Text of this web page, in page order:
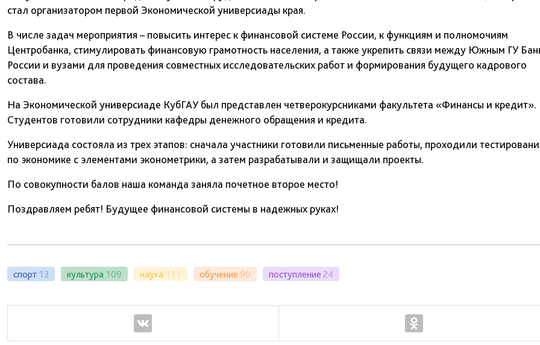
стал организатором первой Экономической универсиады края.
В числе задач мероприятия – повысить интерес к финансовой системе России, к функциям и полномочиям
Центробанка, стимулировать финансовую грамотность населения, а также укрепить связи между Южным ГУ
России и вузами для проведения совместных исследовательских работ и формирования будущего кадрового
состава.
На Экономической универсиаде КубГАУ был представлен четверокурсниками факультета «Финансы и кредит».
Студентов готовили сотрудники кафедры денежного обращения и кредита.
Универсиада состояла из трех этапов: сначала участники готовили письменные работы, проходили
по экономике с элементами эконометрики, а затем разрабатывали и защищали проекты.
По совокупности балов наша команда заняла почетное второе место!
Поздравляем ребят! Будущее финансовой системы в надежных руках!
спорт 13 культура 109 наука 111 обучение 90 поступление 24